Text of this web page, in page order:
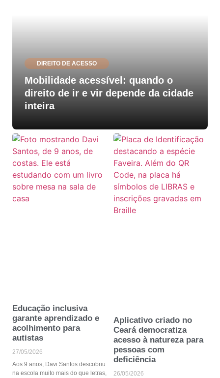
DIREITO DE ACESSO
Mobilidade acessível: quando o
direito de ir e vir depende da cidade
inteira
Educação inclusiva
garante aprendizado e
acolhimento para
autistas
27/05/2026
Aos 9 anos, Davi Santos descobriu
na escola muito mais do que letras,
Aplicativo criado no
Ceará democratiza
acesso à natureza para
pessoas com
deficiência
26/05/2026